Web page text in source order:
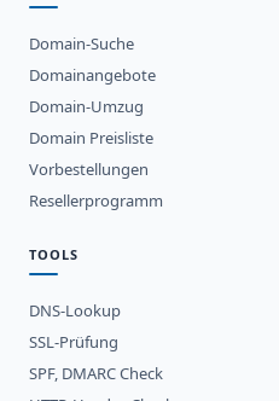
Domain-Suche
Domainangebote
Domain-Umzug
Domain Preisliste
Vorbestellungen
Resellerprogramm
TOOLS
DNS-Lookup
SSL-Prüfung
SPF, DMARC Check